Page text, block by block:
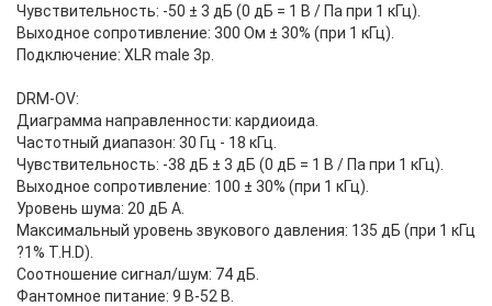
Чувствительность: -50 ± 3 дБ (0 дБ = 1 В / Па при 1 кГц).
Выходное сопротивление: 300 Ом ± 30% (при 1 кГц).
Подключение: XLR male 3p.
DRM-OV:
Диаграмма направленности: кардиоида.
Частотный диапазон: 30 Гц - 18 кГц.
Чувствительность: -38 дБ ± 3 дБ (0 дБ = 1 В / Па при 1 кГц).
Выходное сопротивление: 100 ± 30% (при 1 кГц).
Уровень шума: 20 дБ A.
Максимальный уровень звукового давления: 135 дБ (при 1 кГц
?1% T.H.D).
Соотношение сигнал/шум: 74 дБ.
Фантомное питание: 9 В-52 В.